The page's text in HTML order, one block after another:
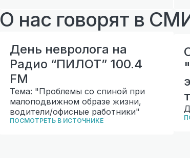
О нас говорят в
День невролога на
Радио “ПИЛОТ” 100.4
FM
Тема: "Проблемы со спиной при
малоподвижном образе жизни,
водители/офисные работники"
ПОСМОТРЕТЬ В ИСТОЧНИКЕ